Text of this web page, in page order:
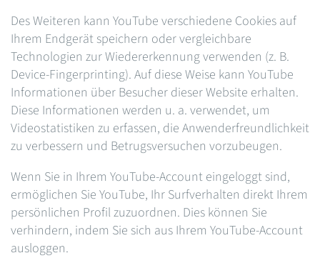
Des Weiteren kann YouTube verschiedene Cookies auf
Ihrem Endgerät speichern oder vergleichbare
Technologien zur Wiedererkennung verwenden (z. B.
Device-Fingerprinting). Auf diese Weise kann YouTube
Informationen über Besucher dieser Website erhalten.
Diese Informationen werden u. a. verwendet, um
Videostatistiken zu erfassen, die Anwenderfreundlichkeit
zu verbessern und Betrugsversuchen vorzubeugen.
Wenn Sie in Ihrem YouTube-Account eingeloggt sind,
ermöglichen Sie YouTube, Ihr Surfverhalten direkt Ihrem
persönlichen Profil zuzuordnen. Dies können Sie
verhindern, indem Sie sich aus Ihrem YouTube-Account
ausloggen.